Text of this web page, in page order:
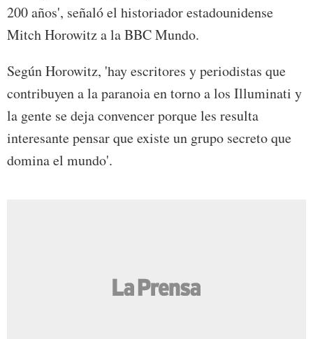
200 años', señaló el historiador estadounidense
Mitch Horowitz a la BBC Mundo.
Según Horowitz, 'hay escritores y periodistas que
contribuyen a la paranoia en torno a los Illuminati y
la gente se deja convencer porque les resulta
interesante pensar que existe un grupo secreto que
domina el mundo'.